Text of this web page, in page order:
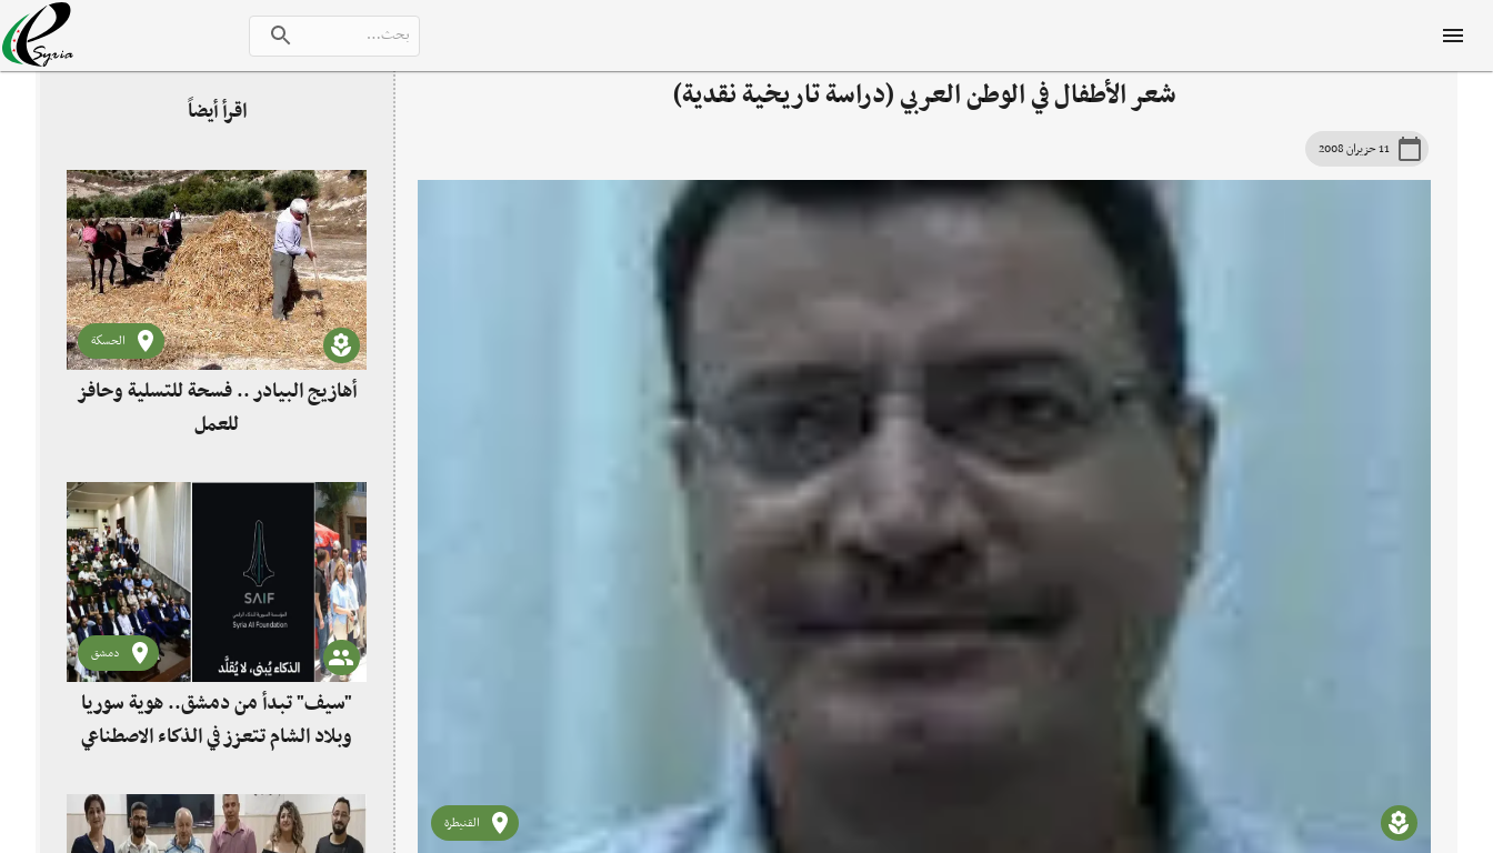
شعر الأطفال في الوطن العربي (دراسة تاريخية نقدية)
11 حزيران 2008
القنيطرة
اقرأ أيضاً
الحسكة
أهازيج البيادر .. فسحة للتسلية وحافز
للعمل
دمشق
"سيف" تبدأ من دمشق.. هوية سوريا
وبلاد الشام تتعزز في الذكاء الاصطناعي